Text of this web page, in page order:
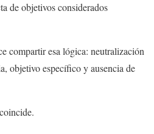
de objetivos considerados
compartir esa lógica: neutralización
objetivo específico y ausencia de